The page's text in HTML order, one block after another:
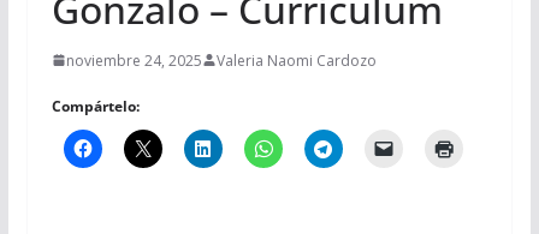
noviembre 24, 2025 Valeria Naomi Cardozo
Compártelo: